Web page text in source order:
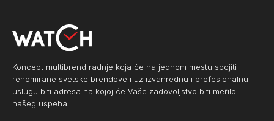
Koncept multibrend radnje koja će na jednom mestu spojiti
renomirane svetske brendove i uz izvanrednu i profesionalnu
uslugu biti adresa na kojoj će Vaše zadovoljstvo biti merilo
našeg uspeha.